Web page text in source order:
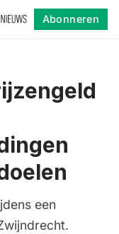
Abonneren
een